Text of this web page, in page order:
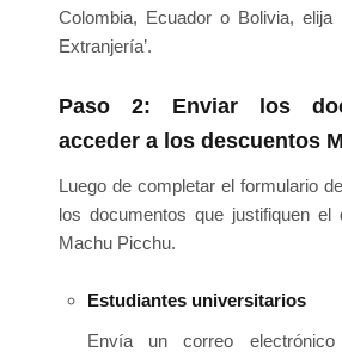
Colombia, Ecuador o Bolivia, elija
Extranjería’.
Paso 2: Enviar los
acceder a los descuentos
Luego de completar el formulario
los documentos que justifiquen el
Machu Picchu.
Estudiantes universitarios
Envía un correo